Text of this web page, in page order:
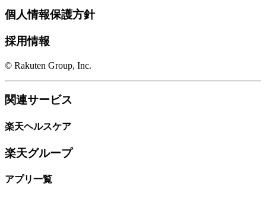
個人情報保護方針
採用情報
© Rakuten Group, Inc.
関連サービス
楽天ヘルスケア
楽天グループ
アプリ一覧